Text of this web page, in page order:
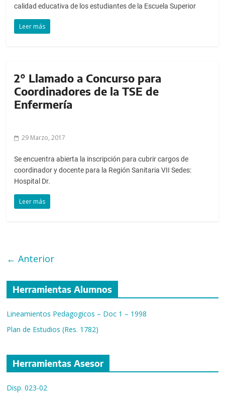
calidad educativa de los estudiantes de la Escuela Superior
Leer más
2° Llamado a Concurso para
Coordinadores de la TSE de
Enfermería
29 Marzo, 2017
Se encuentra abierta la inscripción para cubrir cargos de
coordinador y docente para la Región Sanitaria VII Sedes:
Hospital Dr.
Leer más
← Anterior
Herramientas Alumnos
Lineamientos Pedagogicos – Doc 1 – 1998
Plan de Estudios (Res. 1782)
Herramientas Asesor
Disp. 023-02